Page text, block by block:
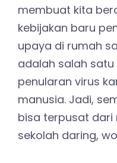
membuat kita
kebijakan baru
upaya di rumah
adalah salah satu
penularan virus
manusia. Jadi,
bisa terpusat dari
sekolah daring,